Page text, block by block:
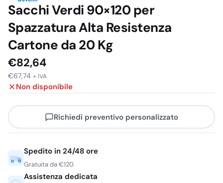
Sacchi Verdi 90×120 per
Spazzatura Alta Resistenza
Cartone da 20 Kg
€82,64
€67,74 + IVA
Non disponibile
Richiedi preventivo personalizzato
Spedito in 24/48 ore
Gratuita da €120
Assistenza dedicata